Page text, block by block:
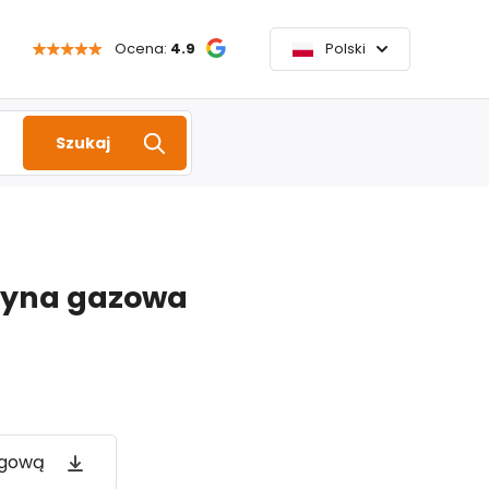
Ocena: 4.9 Polski
Szukaj
gazowa